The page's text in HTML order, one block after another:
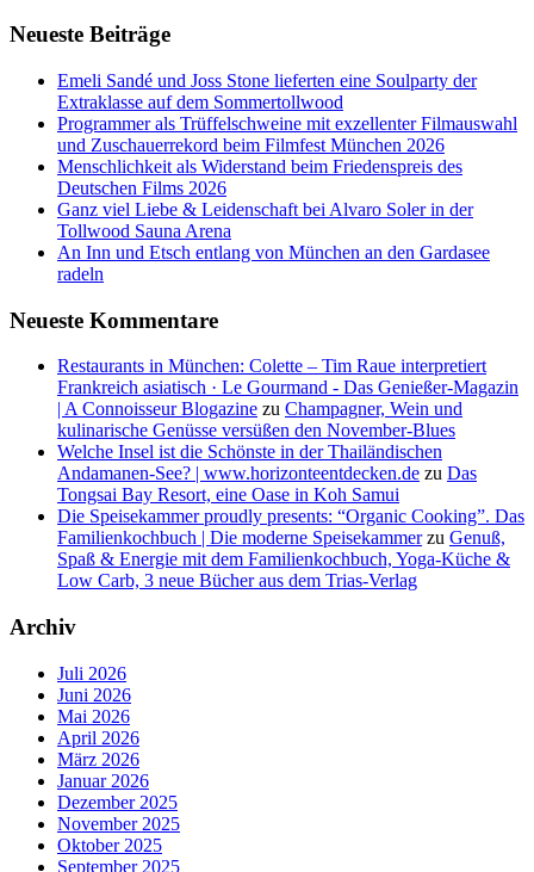
Neueste Beiträge
Emeli Sandé und Joss Stone lieferten eine Soulparty der
Extraklasse auf dem Sommertollwood
Programmer als Trüffelschweine mit exzellenter Filmauswahl
und Zuschauerrekord beim Filmfest München 2026
Menschlichkeit als Widerstand beim Friedenspreis des
Deutschen Films 2026
Ganz viel Liebe & Leidenschaft bei Alvaro Soler in der
Tollwood Sauna Arena
An Inn und Etsch entlang von München an den Gardasee
radeln
Neueste Kommentare
Restaurants in München: Colette – Tim Raue interpretiert
Frankreich asiatisch · Le Gourmand - Das Genießer-Magazin
| A Connoisseur Blogazine zu Champagner, Wein und
kulinarische Genüsse versüßen den November-Blues
Welche Insel ist die Schönste in der Thailändischen
Andamanen-See? | www.horizonteentdecken.de zu Das
Tongsai Bay Resort, eine Oase in Koh Samui
Die Speisekammer proudly presents: “Organic Cooking”. Das
Familienkochbuch | Die moderne Speisekammerzu Genuß,
Spaß & Energie mit dem Familienkochbuch, Yoga-Küche &
Low Carb, 3 neue Bücher aus dem Trias-Verlag
Archiv
Juli 2026
Juni 2026
Mai 2026
April 2026
März 2026
Januar 2026
Dezember 2025
November 2025
Oktober 2025
September 2025